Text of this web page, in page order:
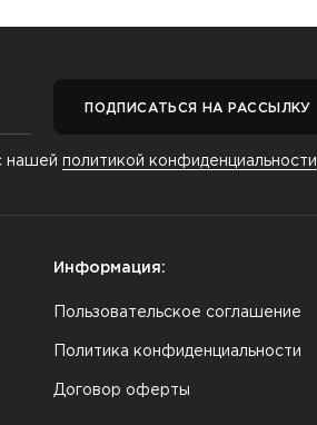
ПОДПИСАТЬСЯ НА РАССЫЛКУ
нашей политикой конфиденциальности
Информация:
Пользовательское соглашение
Политика конфиденциальности
Договор оферты